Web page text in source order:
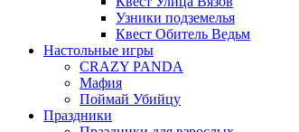
Узники подземелья
Квест Обитель Ведьм
Настольные игры
CRAZY PANDA
Мафия
Поймай Убийцу
Праздники